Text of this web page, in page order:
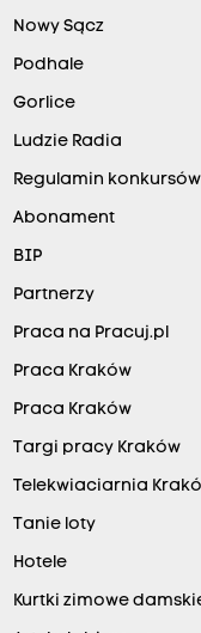
Nowy Sącz
Podhale
Gorlice
Ludzie Radia
Regulamin konkursów
Abonament
BIP
Partnerzy
Praca na Pracuj.pl
Praca Kraków
Praca Kraków
Targi pracy Kraków
Telekwiaciarnia
Tanie loty
Hotele
Kurtki zimowe